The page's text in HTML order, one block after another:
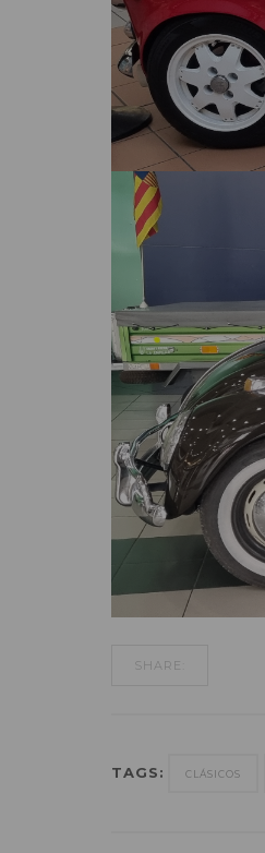
SHARE:
TAGS: CLÁSICOS